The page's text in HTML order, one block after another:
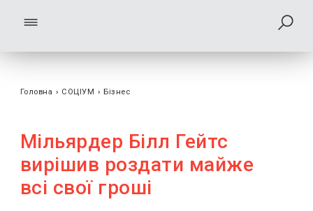
Головна › СОЦІУМ › Бізнес
Мільярдер Білл Гейтс
вирішив роздати майже
всі свої гроші